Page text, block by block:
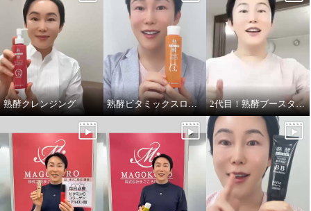
にこだわった 与える、落とす、
多機能！ ブースター導入美容液
２本特別セット
¥0
へ！ 与える、落とす、多機能！
ブースター導入美容液 ４本分特
別セット
¥0
熟酵クレンジング 熟酵ビタミックスローション 2代目！熟酵ブースター導入美容液